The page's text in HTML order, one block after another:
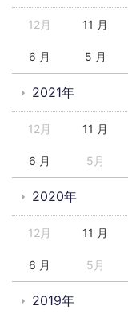
12月 11 月
6 月 5 月
2021年
12月 11 月
6 月 5月
2020年
12月 11 月
6 月 5月
2019年